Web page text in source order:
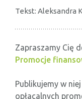
Tekst: Aleksandra
Zapraszamy Cię
Promocje
Publikujemy w
opłacalnych